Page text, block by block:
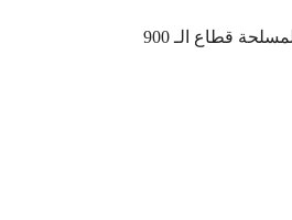
قطاع الـ 900